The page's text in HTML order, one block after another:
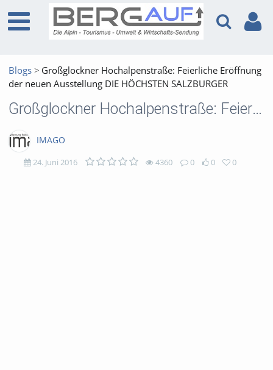
Blogs
Großglockner Hochalpenstraße: Feierliche Eröffnung
der neuen Ausstellung DIE HÖCHSTEN SALZBURGER
Großglockner Hochalpenstraße: Feierliche Eröffnung der neuen Ausstellung DIE HÖCHSTEN SALZBURGER
IMAGO
24. Juni 2016 4360 0 0 0